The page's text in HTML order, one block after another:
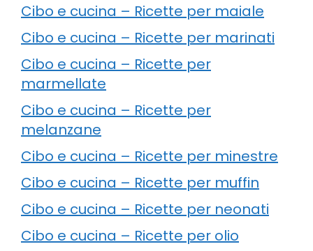
Cibo e cucina – Ricette per maiale
Cibo e cucina – Ricette per marinati
Cibo e cucina – Ricette per
marmellate
Cibo e cucina – Ricette per
melanzane
Cibo e cucina – Ricette per minestre
Cibo e cucina – Ricette per muffin
Cibo e cucina – Ricette per neonati
Cibo e cucina – Ricette per olio